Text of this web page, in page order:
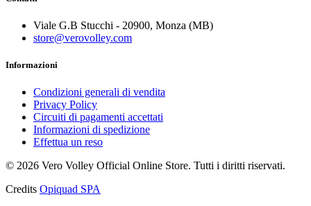
Viale G.B Stucchi - 20900, Monza (MB)
store@verovolley.com
Informazioni
Condizioni generali di vendita
Privacy Policy
Circuiti di pagamenti accettati
Informazioni di spedizione
Effettua un reso
© 2026 Vero Volley Official Online Store. Tutti i diritti riservati.
Credits Opiquad SPA